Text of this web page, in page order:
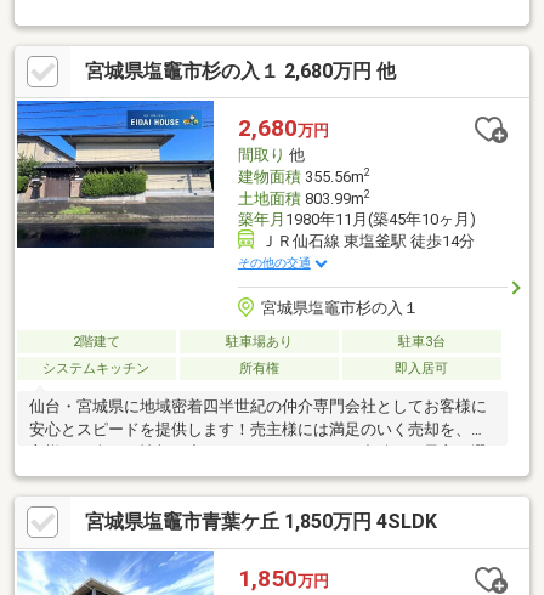
択をご提案させて頂きます！
宮城県塩竈市杉の入１ 2,680万円 他
2,680万円
間取り 他
建物面積355.56m2
土地面積803.99m2
築年月 1980年11月(築45年10ヶ月)
ＪＲ仙石線 東塩釜駅 徒歩14分
その他の交通
宮城県塩竈市杉の入１
2階建て 駐車場あり
駐車3台
システムキッチン
所有権 即入居可
仙台・宮城県に地域密着四半世紀の仲介専門会社としてお客様に
安心とスピードを提供します！売主様には満足のいく売却を、買
択をご提案させて頂きます！
宮城県塩竈市青葉ケ丘 1,850万円 4SLDK
1,850万円